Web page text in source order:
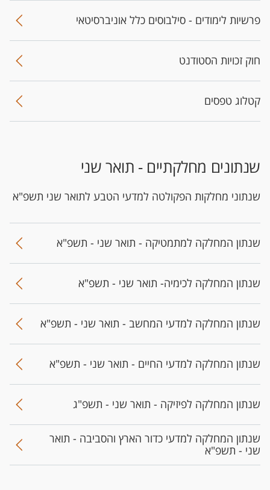
פרשיות לימודים - סילבוסים כלל אוניברסיטאי
חוק זכויות הסטודנט
קטלוג טפסים
שנתונים מחלקתיים - תואר שני
שנתוני מחלקות הפקולטה למדעי הטבע לתואר שני תשפ"א
שנתון המחלקה למתמטיקה - תואר שני - תשפ"א
שנתון המחלקה לכימיה- תואר שני - תשפ"א
שנתון המחלקה למדעי המחשב - תואר שני - תשפ"א
שנתון המחלקה למדעי החיים - תואר שני - תשפ"א
שנתון המחלקה לפיזיקה - תואר שני - תשפ"ג
שנתון המחלקה למדעי כדור הארץ והסביבה - תואר
שני - תשפ"א